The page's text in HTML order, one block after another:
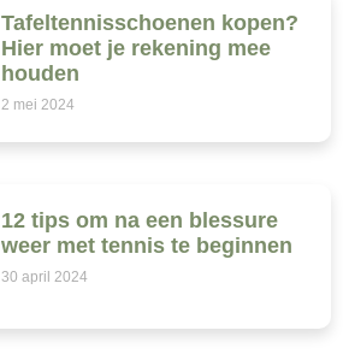
Tafeltennisschoenen kopen?
Hier moet je rekening mee
houden
2 mei 2024
12 tips om na een blessure
weer met tennis te beginnen
30 april 2024